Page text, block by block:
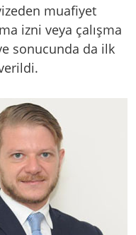
muafiyet
izni veya çalışma
sonucunda da ilk